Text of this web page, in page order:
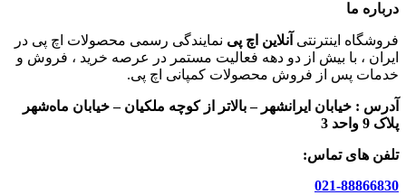
درباره ما
فروشگاه اینترنتی آنلاین اچ پی نمایندگی رسمی محصولات اچ پی در
ایران ، با بیش از دو دهه فعالیت مستمر در عرصه خرید ، فروش و
خدمات پس از فروش محصولات کمپانی اچ پی.
آدرس : خیابان ایرانشهر – بالاتر از کوچه ملکیان – خیابان ماه‌شهر
پلاک 9 واحد 3
تلفن های تماس:
021-88866830